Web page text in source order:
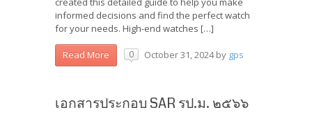
informed decisions and find the perfect watch
for your needs. High-end watches […]
Read More 0 October 31, 2024by gps
เอกสารประกอบ SAR รป.ม. ๒๕๖๖